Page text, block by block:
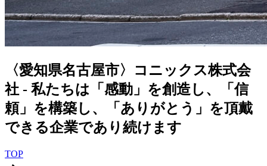
〈愛知県名古屋市〉コニックス株式会
社 - 私たちは「感動」を創造し、「信
頼」を構築し、「ありがとう」を頂戴
できる企業であり続けます
TOP